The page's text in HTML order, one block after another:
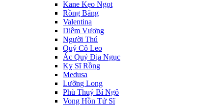
Kane Kẹo Ngọt
Rồng Băng
Valentina
Diêm Vương
Người Thú
Quý Cô Leo
Ác Quỷ Địa Ngục
Kỵ Sĩ Rồng
Medusa
Lưỡng Long
Phù Thuỷ Bí Ngô
Vong Hồn Tử Sĩ